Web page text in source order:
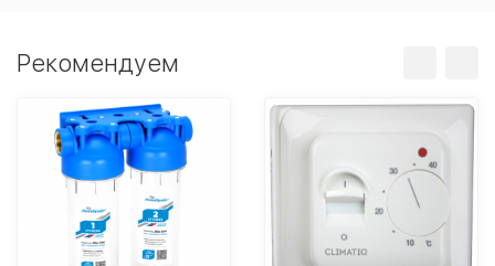
Рекомендуем